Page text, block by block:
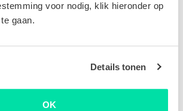
voor nodig, klik hieronder op
te gaan.
Details tonen
OK